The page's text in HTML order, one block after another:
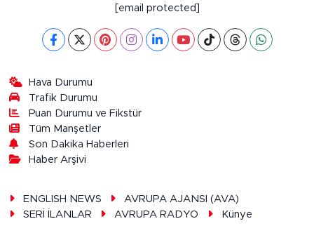
[email protected]
Hava Durumu
Trafik Durumu
Puan Durumu ve Fikstür
Tüm Manşetler
Son Dakika Haberleri
Haber Arşivi
ENGLISH NEWS
AVRUPA AJANSI (AVA)
SERİ İLANLAR
AVRUPA RADYO Künye